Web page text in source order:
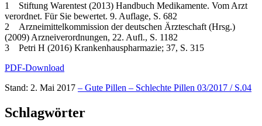
1 Stiftung Warentest (2013) Handbuch Medikamente. Vom Arzt
verordnet. Für Sie bewertet. 9. Auflage, S. 682
2 Arzneimittelkommission der deutschen Ärzteschaft (Hrsg.)
(2009) Arzneiverordnungen, 22. Aufl., S. 1182
3 Petri H (2016) Krankenhauspharmazie; 37, S. 315
PDF-Download
Stand: 2. Mai 2017 – Gute Pillen – Schlechte Pillen 03/2017 / S.04
Schlagwörter